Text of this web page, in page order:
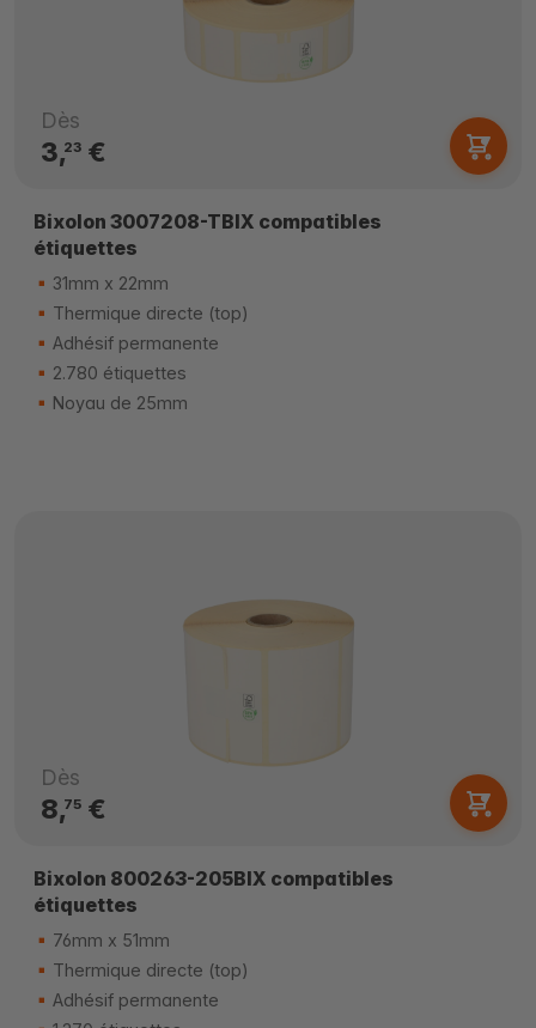
Dès
3,23€
Bixolon 3007208-TBIX compatibles
étiquettes
31mm x 22mm
Thermique directe (top)
Adhésif permanente
2.780 étiquettes
Noyau de 25mm
Dès
8,75€
Bixolon 800263-205BIX compatibles
étiquettes
76mm x 51mm
Thermique directe (top)
Adhésif permanente